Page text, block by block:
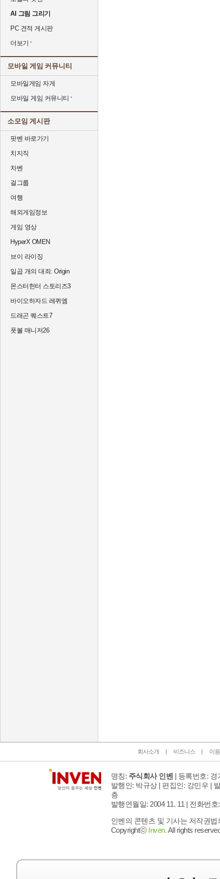
AI 그림 그리기
PC 견적 게시판
더보기
모바일 게임 커뮤니티
모바일게임 자게
모바일 게임 커뮤니티
소모임 게시판
팟벤 바로가기
치지직
차벤
걸그룹
여행
해외게임정보
게임 영상
HyperX OMEN
브이 라이징
일곱 개의 대죄: Origin
몬스터헌터 스토리즈3
바이오하자드 레퀴엠
드래곤 퀘스트7
풋볼 매니저26
회사소개 비즈니스 이
명칭: 주식회사 인벤 | 등록번호: 경
발행인: 박규상 | 편집인: 강민우 |
층
발행연월일: 2004 11. 11 | 전화번호
인벤의 콘텐츠 및 기사는 저작권
Copyrightⓒ Inven.All rights